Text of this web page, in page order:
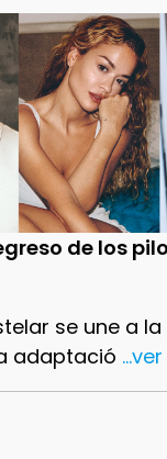
de los
se une a
adaptació